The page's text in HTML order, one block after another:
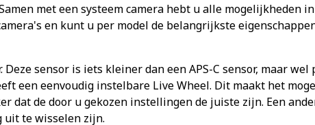
met een systeem camera hebt u alle mogelijkheden
en kunt u per model de belangrijkste
Deze sensor is iets kleiner dan een APS-C sensor, maar
een eenvoudig instelbare Live Wheel. Dit maakt het
dat de door u gekozen instellingen de juiste zijn. Een
uit te wisselen zijn.